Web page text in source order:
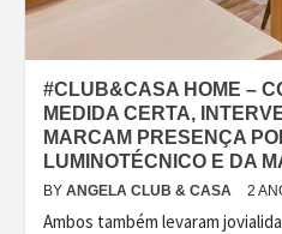
#CLUB&CASA HOME –
MEDIDA CERTA,
MARCAM PRESENÇA
LUMINOTÉCNICO E DA
BY ANGELA CLUB & CASA 2
Ambos também levaram